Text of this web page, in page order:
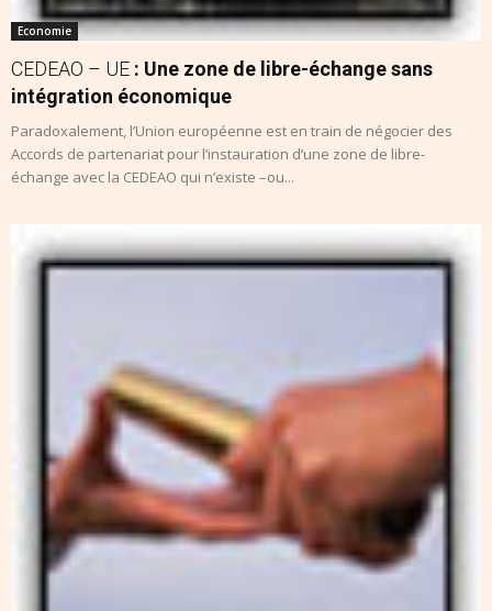
Economie
CEDEAO – UE : Une zone de libre-échange sans
intégration économique
Paradoxalement, l’Union européenne est en train de négocier des
Accords de partenariat pour l’instauration d’une zone de libre-
échange avec la CEDEAO qui n’existe –ou...